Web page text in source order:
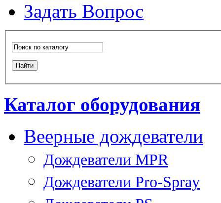
Задать Вопрос
Каталог оборудования
Веерные дождеватели
Дождеватели MPR
Дождеватели Pro-Spray